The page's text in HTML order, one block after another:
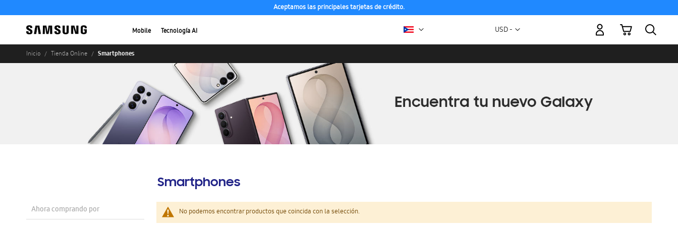
Aceptamos las principales tarjetas de crédito.
Mobile Tecnología AI Moneda
USD -
Mi carrito
Inicio Tienda Online Smartphones
Smartphones
No podemos encontrar productos que coincida con la selección.
Ahora comprando por